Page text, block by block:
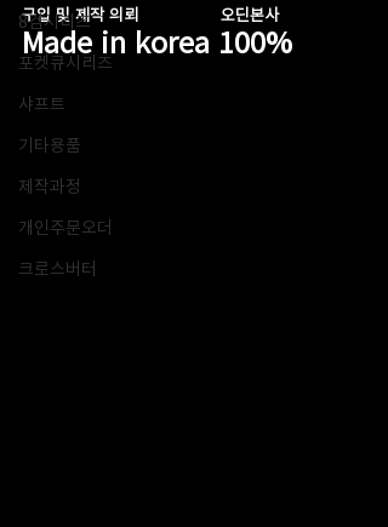
8검시리즈
포켓큐시리즈
샤프트
기타용품
제작과정
개인주문오더
크로스버터
구입 및 제작 의뢰                 오딘본사
Made in korea 100%